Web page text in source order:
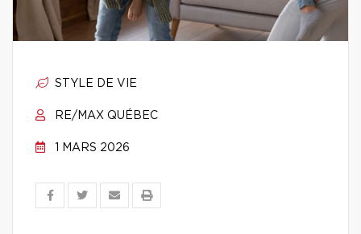
STYLE DE VIE
RE/MAX QUÉBEC
1 MARS 2026